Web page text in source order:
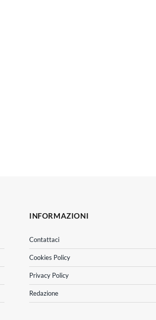
INFORMAZIONI
Contattaci
Cookies Policy
Privacy Policy
Redazione